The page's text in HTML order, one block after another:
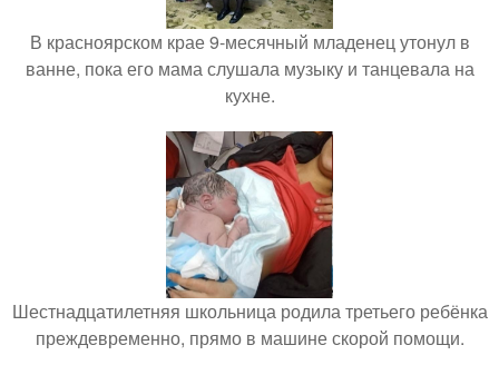
В красноярском крае 9-месячный младенец утонул в
ванне, пока его мама слушала музыку и танцевала на
кухне.
Шестнадцатилетняя школьница родила третьего ребёнка
преждевременно, прямо в машине скорой помощи.